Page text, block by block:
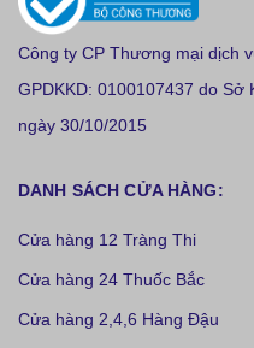
Công ty CP Thương mại dịch
GPDKKD: 0100107437 do
ngày 30/10/2015
DANH SÁCH CỬA HÀNG:
Cửa hàng 12 Tràng Thi
Cửa hàng 24 Thuốc Bắc
Cửa hàng 2,4,6 Hàng Đậu